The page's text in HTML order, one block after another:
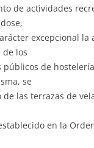
de actividades
excepcional la
los
públicos de
se
las terrazas de
en la